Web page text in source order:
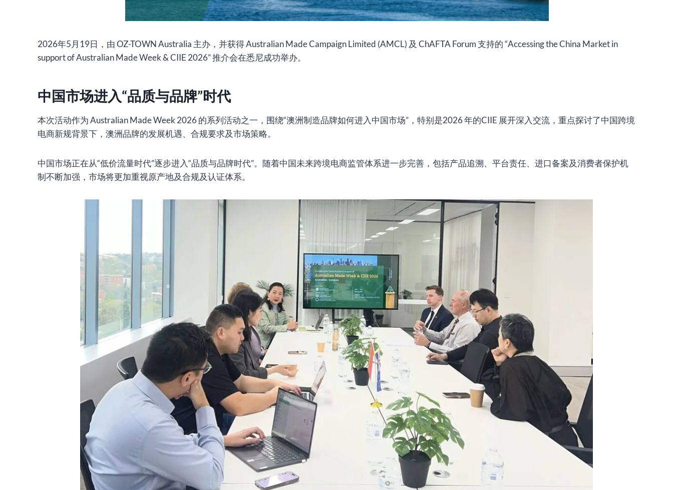
2026年5月19日，由 OZ-TOWN Australia 主办，并获得 Australian Made Campaign Limited (AMCL) 及 ChAFTA Forum 支持的 “Accessing the China Market in
support of Australian Made Week & CIIE 2026” 推介会在悉尼成功举办。
中国市场进入“品质与品牌”时代
本次活动作为 Australian Made Week 2026 的系列活动之一，围绕“澳洲制造品牌如何进入中国市场”，特别是2026 年的CIIE 展开深入交流，重点探讨了中国跨境
电商新规背景下，澳洲品牌的发展机遇、合规要求及市场策略。
中国市场正在从“低价流量时代”逐步进入“品质与品牌时代”。随着中国未来跨境电商监管体系进一步完善，包括产品追溯、平台责任、进口备案及消费者保护机
制不断加强，市场将更加重视原产地及合规及认证体系。